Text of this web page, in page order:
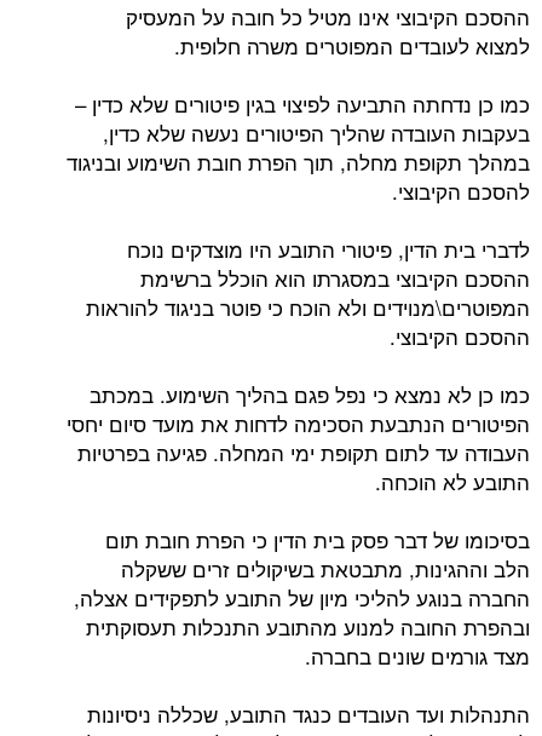
ההסכם הקיבוצי אינו מטיל כל חובה על המעסיק
למצוא לעובדים המפוטרים משרה חלופית.
כמו כן נדחתה התביעה לפיצוי בגין פיטורים שלא כדין –
בעקבות העובדה שהליך הפיטורים נעשה שלא כדין,
במהלך תקופת מחלה, תוך הפרת חובת השימוע ובניגוד
להסכם הקיבוצי.
לדברי בית הדין, פיטורי התובע היו מוצדקים נוכח
ההסכם הקיבוצי במסגרתו הוא הוכלל ברשימת
המפוטרים\מנוידים ולא הוכח כי פוטר בניגוד להוראות
ההסכם הקיבוצי.
כמו כן לא נמצא כי נפל פגם בהליך השימוע. במכתב
הפיטורים הנתבעת הסכימה לדחות את מועד סיום יחסי
העבודה עד לתום תקופת ימי המחלה. פגיעה בפרטיות
התובע לא הוכחה.
בסיכומו של דבר פסק בית הדין כי הפרת חובת תום
הלב וההגינות, מתבטאת בשיקולים זרים ששקלה
החברה בנוגע להליכי מיון של התובע לתפקידים אצלה,
ובהפרת החובה למנוע מהתובע התנכלות תעסוקתית
מצד גורמים שונים בחברה.
התנהלות ועד העובדים כנגד התובע, שכללה ניסיונות